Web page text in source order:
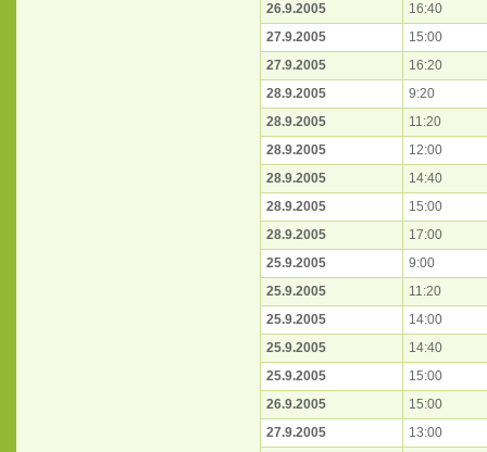
26.9.2005
16:40
27.9.2005
15:00
27.9.2005
16:20
28.9.2005
9:20
28.9.2005
11:20
28.9.2005
12:00
28.9.2005
14:40
28.9.2005
15:00
28.9.2005
17:00
25.9.2005
9:00
25.9.2005
11:20
25.9.2005
14:00
25.9.2005
14:40
25.9.2005
15:00
26.9.2005
15:00
27.9.2005
13:00